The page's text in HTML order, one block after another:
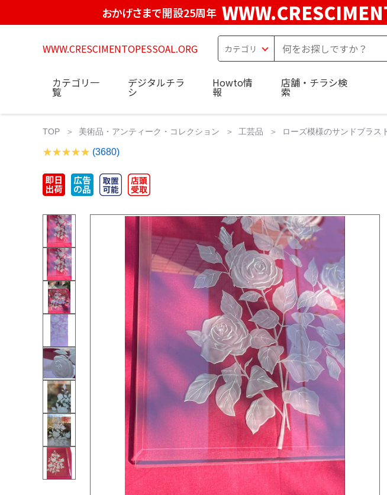
おかげさまで開設25周年
WWW.CRESCIMENTOPESSOAL.ORG
カテゴリ一
覧
デジタルチラ
シ
Howto情
報
店舗・チラシ検
索
TOP 美術品・アンティーク・コレクション 工芸品 ローズ模様のサンドブラス
(3680)